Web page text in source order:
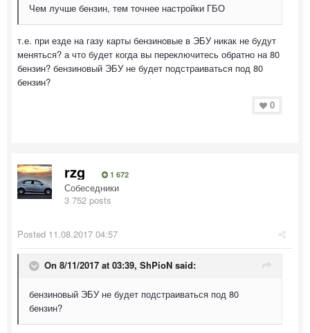
Чем лучше бензин, тем точнее настройки ГБО
т.е. при езде на газу карты бензиновые в ЭБУ никак не будут
меняться? а что будет когда вы переключитесь обратно на 80
бензин? бензиновый ЭБУ не будет подстраиваться под 80
бензин?
0
rzg 1 672
Собеседники
3 752 posts
Posted 11.08.2017 04:57
On 8/11/2017 at 03:39, ShPioN said:
бензиновый ЭБУ не будет подстраиваться под 80
бензин?